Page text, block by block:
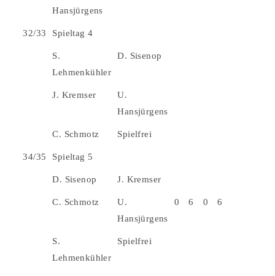
Hansjürgens
32/33 Spieltag 4
S.
Lehmenkühler
D. Sisenop
J. Kremser
U.
Hansjürgens
C. Schmotz Spielfrei
34/35 Spieltag 5
D. Sisenop J. Kremser
C. Schmotz
U.
Hansjürgens
0 6 0 6
S.
Lehmenkühler
Spielfrei